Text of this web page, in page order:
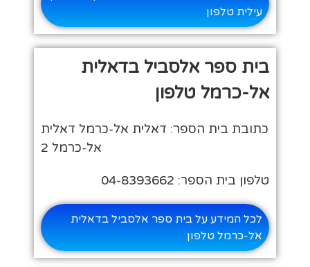
עילית טלפון
בית ספר אלסביל בדאלית
אל-כרמל טלפון
כתובת בית הספר: דאלית אל-כרמל דאלית
אל-כרמל 2
טלפון בית הספר: 04-8393662
לכל המידע על בית ספר אלסביל בדאלית
אל-כרמל טלפון